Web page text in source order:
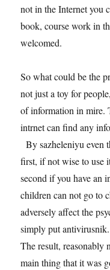
not in the Internet you
book, course work in
welcomed.
So what could be the
not just a toy for
of information in mire.
intrnet can find any
By sazheleniyu even
first, if not wise to use
second if you have an
children can not go to
adversely affect the
simply put antivirusnik.
The result, reasonably
main thing that it was